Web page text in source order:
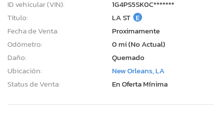
ID vehicular (VIN):
1G4PS5SK0C*******
Título:
LA ST E
Fecha de Venta:
Proximamente
Odómetro:
0 mi (No Actual)
Daño:
Quemado
Ubicación:
New Orleans, LA
Status de Venta:
En Oferta Mínima